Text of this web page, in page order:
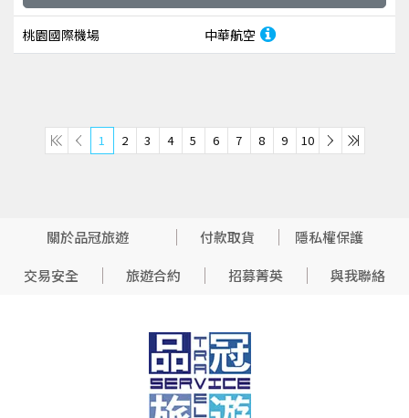
桃園國際機場 中華航空
1 2 3 4 5 6 7 8 9 10
關於品冠旅遊 付款取貨
隱私權保護
交易安全
旅遊合約 招募菁英 與我聯絡